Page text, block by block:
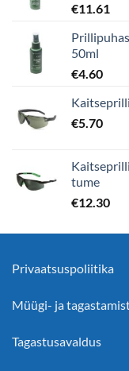
€11.61
50ml
€4.60
€5.70
tume
€12.30
Privaatsuspoliitika
Müügi- ja
Tagastusavaldus